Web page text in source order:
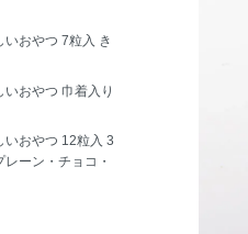
いおやつ 7粒入 き
おやつ 巾着入り
いおやつ 12粒入 3
ーン・チョコ・